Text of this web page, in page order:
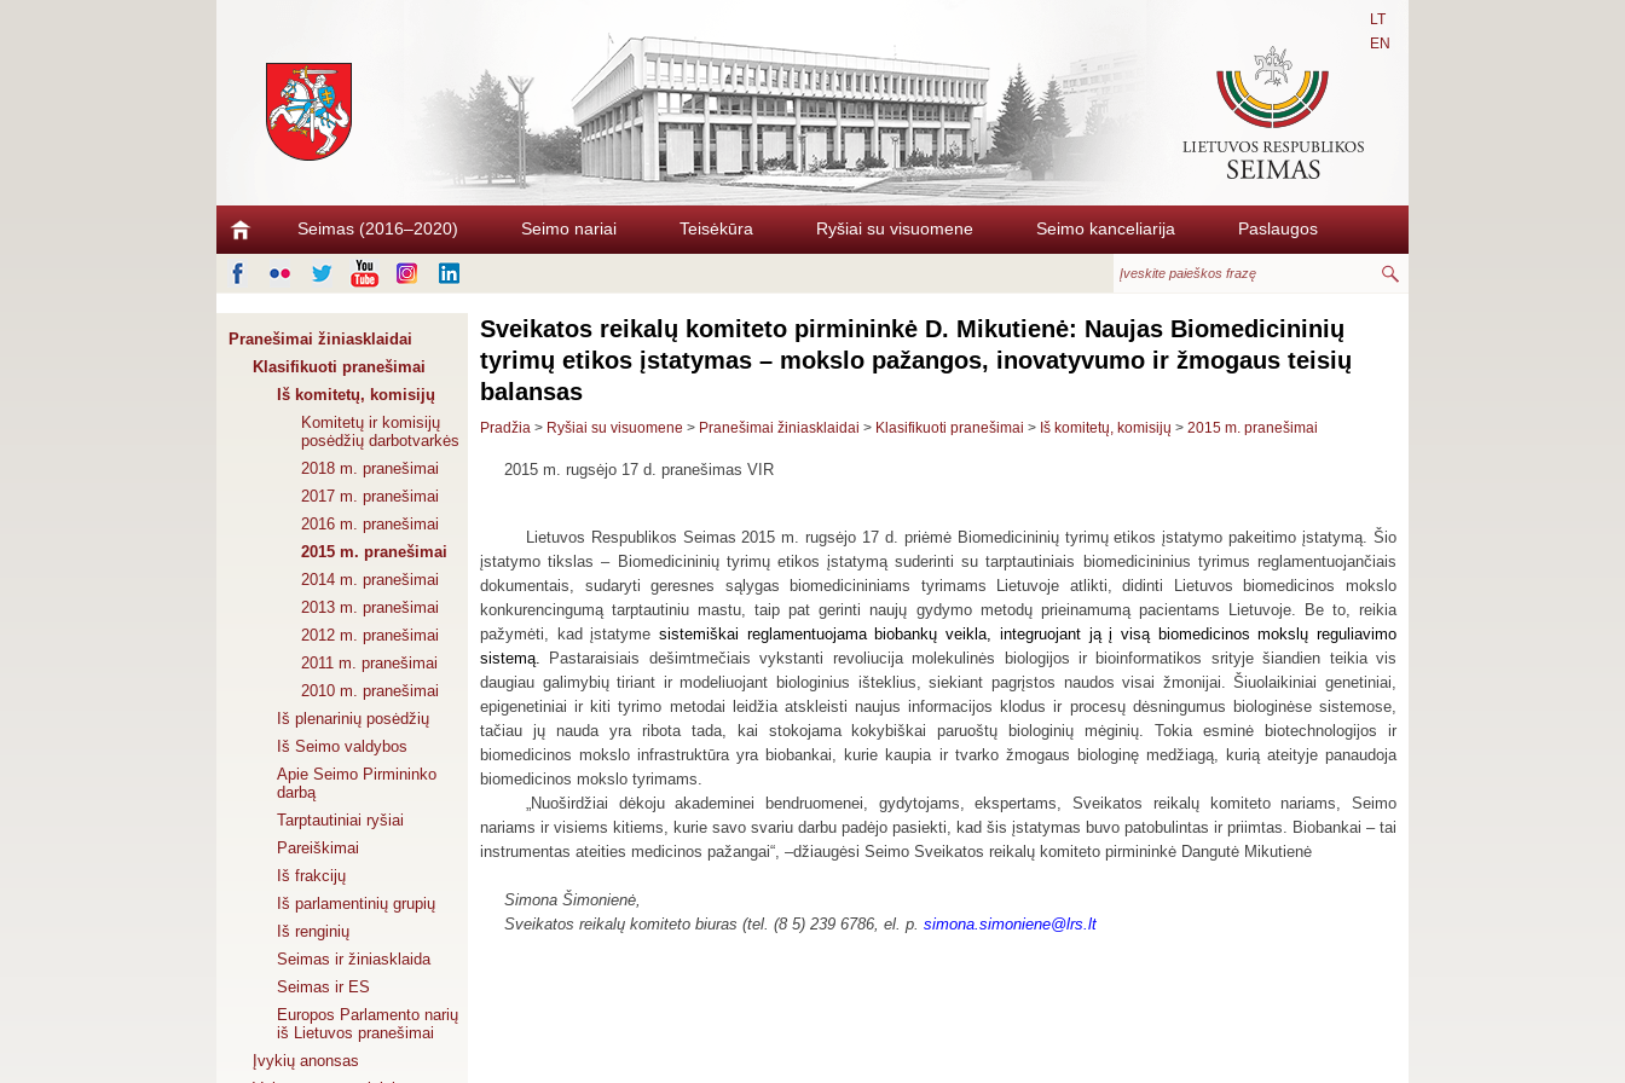
LT
EN
Seimas (2016–2020) Seimo nariai Teisėkūra Ryšiai su visuomene Seimo kanceliarija Paslaugos
Pranešimai žiniasklaidai
Klasifikuoti pranešimai
Iš komitetų, komisijų
Komitetų ir komisijų
posėdžių darbotvarkės
2018 m. pranešimai
2017 m. pranešimai
2016 m. pranešimai
2015 m. pranešimai
2014 m. pranešimai
2013 m. pranešimai
2012 m. pranešimai
2011 m. pranešimai
2010 m. pranešimai
Iš plenarinių posėdžių
Iš Seimo valdybos
Apie Seimo Pirmininko
darbą
Tarptautiniai ryšiai
Pareiškimai
Iš frakcijų
Iš parlamentinių grupių
Iš renginių
Seimas ir žiniasklaida
Seimas ir ES
Europos Parlamento narių
iš Lietuvos pranešimai
Įvykių anonsas
Sveikatos reikalų komiteto pirmininkė D. Mikutienė: Naujas Biomedicininių
tyrimų etikos įstatymas – mokslo pažangos, inovatyvumo ir žmogaus teisių
balansas
Pradžia > Ryšiai su visuomene > Pranešimai žiniasklaidai > Klasifikuoti pranešimai > Iš komitetų, komisijų > 2015 m. pranešimai
2015 m. rugsėjo 17 d. pranešimas VIR
Lietuvos Respublikos Seimas 2015 m. rugsėjo 17 d. priėmė Biomedicininių tyrimų etikos įstatymo pakeitimo įstatymą. Šio
įstatymo tikslas – Biomedicininių tyrimų etikos įstatymą suderinti su tarptautiniais biomedicininius tyrimus reglamentuojančiais
dokumentais, sudaryti geresnes sąlygas biomedicininiams tyrimams Lietuvoje atlikti, didinti Lietuvos biomedicinos mokslo
konkurencingumą tarptautiniu mastu, taip pat gerinti naujų gydymo metodų prieinamumą pacientams Lietuvoje. Be to, reikia
pažymėti, kad įstatyme sistemiškai reglamentuojama biobankų veikla, integruojant ją į visą biomedicinos mokslų reguliavimo
sistemą. Pastaraisiais dešimtmečiais vykstanti revoliucija molekulinės biologijos ir bioinformatikos srityje šiandien teikia vis
daugiau galimybių tiriant ir modeliuojant biologinius išteklius, siekiant pagrįstos naudos visai žmonijai. Šiuolaikiniai genetiniai,
epigenetiniai ir kiti tyrimo metodai leidžia atskleisti naujus informacijos klodus ir procesų dėsningumus biologinėse sistemose,
tačiau jų nauda yra ribota tada, kai stokojama kokybiškai paruoštų biologinių mėginių. Tokia esminė biotechnologijos ir
biomedicinos mokslo infrastruktūra yra biobankai, kurie kaupia ir tvarko žmogaus biologinę medžiagą, kurią ateityje panaudoja
biomedicinos mokslo tyrimams.
„Nuoširdžiai dėkoju akademinei bendruomenei, gydytojams, ekspertams, Sveikatos reikalų komiteto nariams, Seimo
nariams ir visiems kitiems, kurie savo svariu darbu padėjo pasiekti, kad šis įstatymas buvo patobulintas ir priimtas. Biobankai – tai
instrumentas ateities medicinos pažangai“, –džiaugėsi Seimo Sveikatos reikalų komiteto pirmininkė Dangutė Mikutienė
Simona Šimonienė,
Sveikatos reikalų komiteto biuras (tel. (8 5) 239 6786, el. p. simona.simoniene@lrs.lt